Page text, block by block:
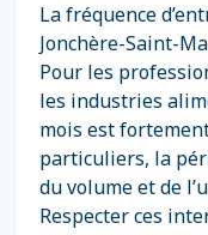
La fréquence
Jonchère-Saint-
Pour les
les industries
mois est
particuliers, la
du volume et de
Respecter ces